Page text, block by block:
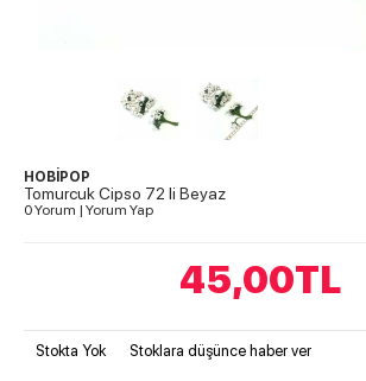
HOBİPOP
Tomurcuk Cipso 72 li Beyaz
0 Yorum | Yorum Yap
45,00TL
Stokta Yok Stoklara düşünce haber ver